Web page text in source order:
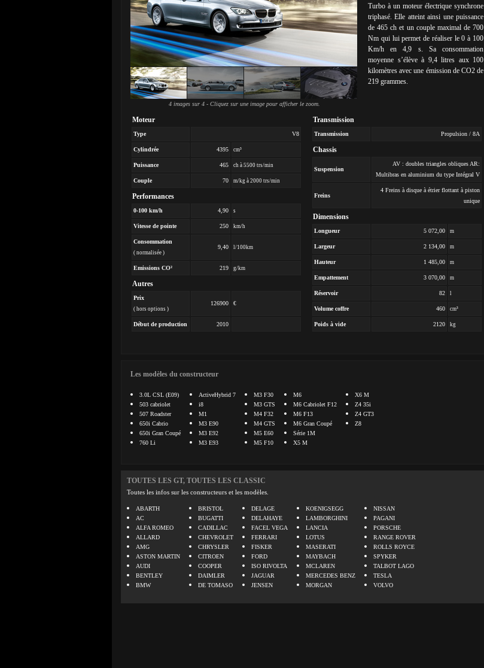
4 images sur 4 - Cliquez sur une image pour afficher le zoom.
Turbo à un moteur électrique synchrone
triphasé. Elle atteint ainsi une puissance
de 465 ch et un couple maximal de 700
Nm qui lui permet de réaliser le 0 à 100
Km/h en 4,9 s. Sa consommation
moyenne s’élève à 9,4 litres aux 100
kilomètres avec une émission de CO2 de
219 grammes.
Moteur
Type V8
Cylindrée 4395 cm³
Puissance 465 ch à 5500 trs/min
Couple 70 m/kg à 2000 trs/min
Performances
0-100 km/h 4,90 s
Vitesse de pointe 250 km/h
Consommation
( normalisée )
9,40 l/100km
Emissions CO² 219 g/km
Autres
Prix
( hors options )
126900 €
Début de production 2010
Transmission
Transmission Propulsion / 8A
Chassis
Suspension
AV : doubles triangles obliques AR:
Multibras en aluminium du type Intégral V
Freins
4 Freins à disque à étrier flottant à piston
unique
Dimensions
Longueur 5 072,00 m
Largeur 2 134,00 m
Hauteur 1 485,00 m
Empattement 3 070,00 m
Réservoir 82 l
Volume coffre 460 cm³
Poids à vide 2120 kg
Les modèles du constructeur
3.0L CSL (E09)
503 cabriolet
507 Roadster
650i Cabrio
650i Gran Coupé
760 Li
ActiveHybrid 7
i8
M1
M3 E90
M3 E92
M3 E93
M3 F30
M3 GTS
M4 F32
M4 GTS
M5 E60
M5 F10
M6
M6 Cabriolet F12
M6 F13
M6 Gran Coupé
Série 1M
X5 M
X6 M
Z4 35i
Z4 GT3
Z8
TOUTES LES GT, TOUTES LES CLASSIC
Toutes les infos sur les constructeurs et les modèles.
ABARTH
AC
ALFA ROMEO
ALLARD
AMG
ASTON MARTIN
AUDI
BENTLEY
BMW
BRISTOL
BUGATTI
CADILLAC
CHEVROLET
CHRYSLER
CITROEN
COOPER
DAIMLER
DE TOMASO
DELAGE
DELAHAYE
FACEL VEGA
FERRARI
FISKER
FORD
ISO RIVOLTA
JAGUAR
JENSEN
KOENIGSEGG
LAMBORGHINI
LANCIA
LOTUS
MASERATI
MAYBACH
MCLAREN
MERCEDES BENZ
MORGAN
NISSAN
PAGANI
PORSCHE
RANGE ROVER
ROLLS ROYCE
SPYKER
TALBOT LAGO
TESLA
VOLVO